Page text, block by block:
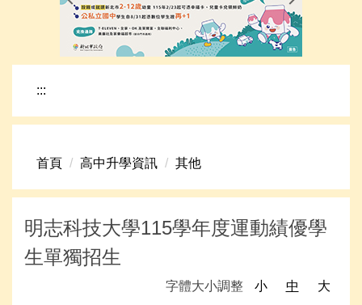
榮譽事項
下載專區
網路資源
新生專區
學校組織
:::
首頁 高中升學資訊 其他
明志科技大學115學年度運動績優學
生單獨招生
字體大小調整 小 中
大